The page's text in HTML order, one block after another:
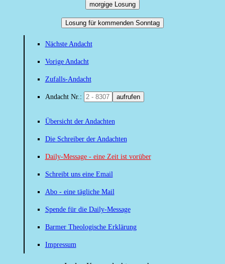
morgige Losung
Losung für kommenden Sonntag
Nächste Andacht
Vorige Andacht
Zufalls-Andacht
Andacht Nr.: aufrufen
Übersicht der Andachten
Die Schreiber der Andachten
Daily-Message - eine Zeit ist vorüber
Schreibt uns eine Email
Abo - eine tägliche Mail
Spende für die Daily-Message
Barmer Theologische Erklärung
Impressum